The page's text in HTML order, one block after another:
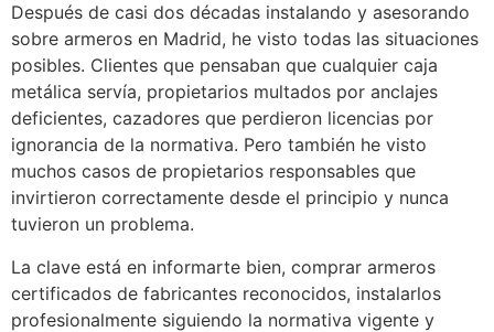
Después de casi dos décadas instalando y asesorando
sobre armeros en Madrid, he visto todas las situaciones
posibles. Clientes que pensaban que cualquier caja
metálica servía, propietarios multados por anclajes
deficientes, cazadores que perdieron licencias por
ignorancia de la normativa. Pero también he visto
muchos casos de propietarios responsables que
invirtieron correctamente desde el principio y nunca
tuvieron un problema.
La clave está en informarte bien, comprar armeros
certificados de fabricantes reconocidos, instalarlos
profesionalmente siguiendo la normativa vigente y